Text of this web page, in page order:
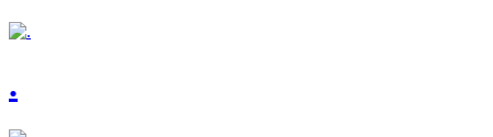
.